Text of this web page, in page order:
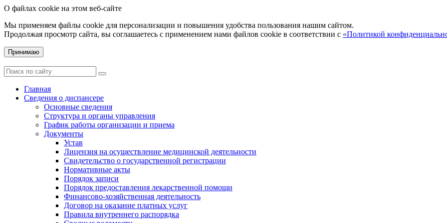
О файлах cookie на этом веб-сайте
Мы применяем файлы cookie для персонализации и повышения удобства пользования нашим сайтом.
Продолжая просмотр сайта, вы соглашаетесь с применением нами файлов cookie в соответствии с «Политикой
Принимаю
Главная
Сведения о диспансере
Основные сведения
Структура и органы управления
График работы организации и приема
Документы
Устав
Лицензия на осуществление медицинской деятельности
Свидетельство о государственной регистрации
Нормативные акты
Порядок записи
Порядок предоставления лекарственной помощи
Финансово-хозяйственная деятельность
Договор на оказание платных услуг
Правила внутреннего распорядка